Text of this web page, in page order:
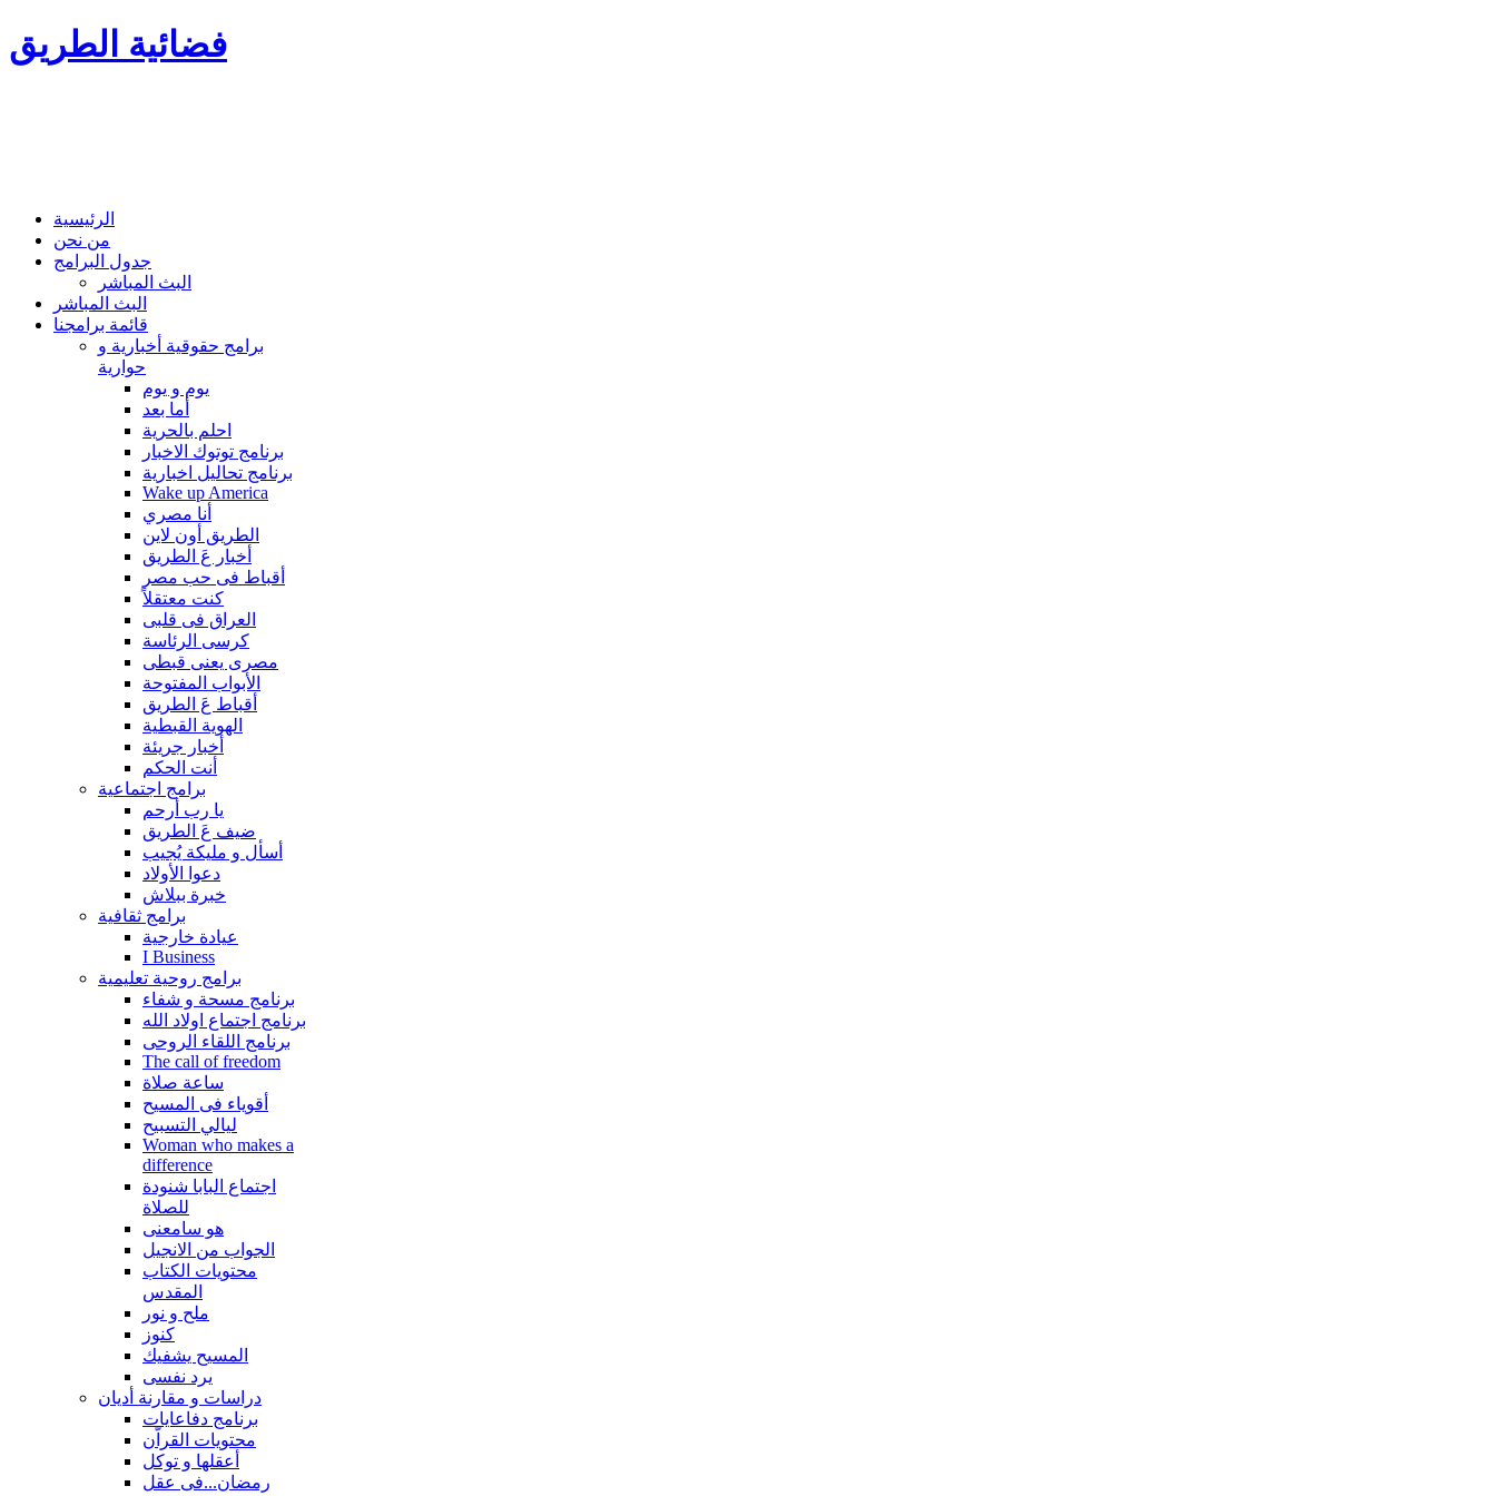
فضائية الطريق
الرئيسية
من نحن
جدول البرامج
البث المباشر
البث المباشر
قائمة برامجنا
برامج حقوقية أخبارية و
حوارية
يوم و يوم
أما بعد
احلم بالحرية
برنامج توتوك الاخبار
برنامج تحاليل اخبارية
Wake up America
أنا مصري
الطريق أون لاين
أخبار عَ الطريق
أقباط فى حب مصر
كنت معتقلاً
العراق فى قلبى
كرسى الرئاسة
مصرى يعنى قبطى
الأبواب المفتوحة
أقباط عَ الطريق
الهوية القبطية
أخبار جريئة
أنت الحكم
برامج اجتماعية
يا رب أرحم
ضيف عَ الطريق
أسأل و مليكة يُجيب
دعوا الأولاد
خبرة ببلاش
برامج ثقافية
عيادة خارجية
I Business
برامج روحية تعليمية
برنامج مسحة و شفاء
برنامج اجتماع اولاد الله
برنامج اللقاء الروحى
The call of freedom
ساعة صلاة
أقوياء فى المسيح
ليالي التسبيح
Woman who makes a
difference
اجتماع البابا شنودة
للصلاة
هو سامعنى
الجواب من الانجيل
محتويات الكتاب
المقدس
ملح و نور
كنوز
المسيح يشفيك
يرد نفسى
دراسات و مقارنة أديان
برنامج دفاعايات
محتويات القراّن
أعقلها و توكل
رمضان...فى عقل